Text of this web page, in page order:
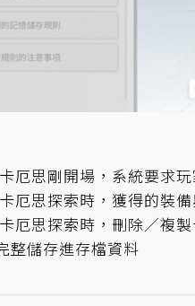
厄思剛開場，系統要求
厄思探索時，獲得的裝
厄思探索時，刪除／複
整儲存進存檔資料